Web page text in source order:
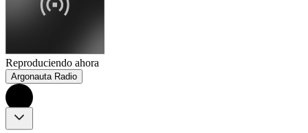
Reproduciendo ahora
Argonauta Radio